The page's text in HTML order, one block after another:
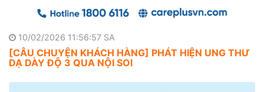
10/02/2026 11:56:57 SA
[CÂU CHUYỆN KHÁCH HÀNG] PHÁT HIỆN UNG THƯ
DẠ DÀY ĐỘ 3 QUA NỘI SOI